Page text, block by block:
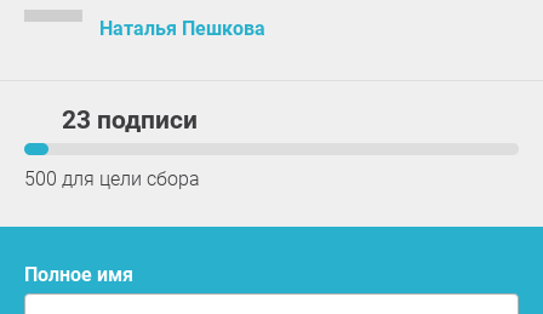
Наталья Пешкова
23 подписи
500 для цели сбора
Полное имя